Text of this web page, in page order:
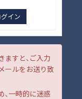
イン
すと、ご入力
ールをお送り致
一時的に迷惑